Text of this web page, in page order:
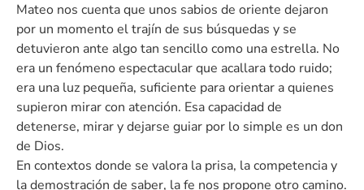
Mateo nos cuenta que unos sabios de oriente dejaron
por un momento el trajín de sus búsquedas y se
detuvieron ante algo tan sencillo como una estrella. No
era un fenómeno espectacular que acallara todo ruido;
era una luz pequeña, suficiente para orientar a quienes
supieron mirar con atención. Esa capacidad de
detenerse, mirar y dejarse guiar por lo simple es un don
de Dios.
En contextos donde se valora la prisa, la competencia y
la demostración de saber, la fe nos propone otro camino.